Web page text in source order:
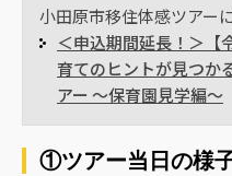
小田原市移住体感ツアー
＜申込期間延長！＞
育てのヒントが見つか
アー ～保育園見学編～
①ツアー当日の様